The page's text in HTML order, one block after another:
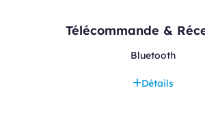
Télécommande &
Bluetooth
Détails